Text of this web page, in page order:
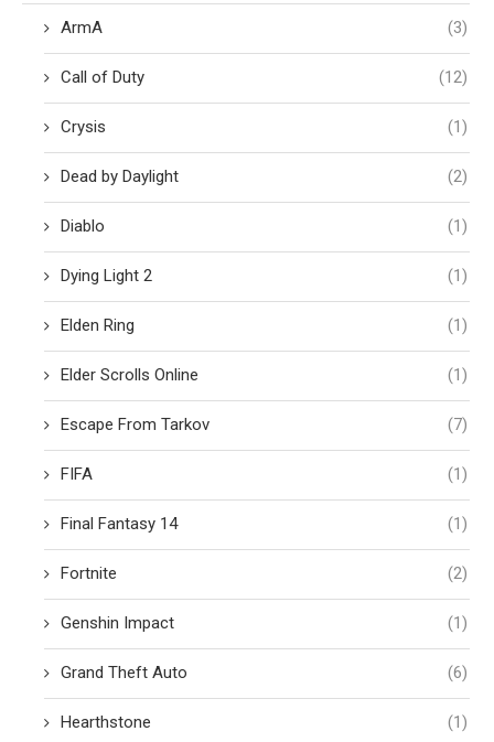
ArmA (3)
Call of Duty (12)
Crysis (1)
Dead by Daylight (2)
Diablo (1)
Dying Light 2 (1)
Elden Ring (1)
Elder Scrolls Online (1)
Escape From Tarkov (7)
FIFA (1)
Final Fantasy 14 (1)
Fortnite (2)
Genshin Impact (1)
Grand Theft Auto (6)
Hearthstone (1)